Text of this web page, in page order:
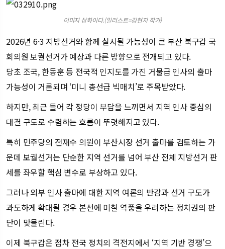
이미지 삽화이다.(일러스트=김현지 작가)
2026년 6·3 지방선거와 함께 실시될 가능성이 큰 부산 북구갑 국
회의원 보궐선거가 예상과 다른 방향으로 전개되고 있다.
당초 조국, 한동훈 등 전국적 인지도를 가진 거물급 인사의 출마
가능성이 거론되며 ‘미니 총선급 빅매치’로 주목받았다.
하지만, 최근 들어 각 정당이 부담을 느끼면서 지역 인사 중심의
대결 구도로 수렴하는 흐름이 뚜렷해지고 있다.
특히 민주당의 전재수 의원이 부산시장 선거 출마를 검토하는 가
운데 보궐선거는 단순한 지역 선거를 넘어 부산 전체 지방선거 판
세를 좌우할 핵심 변수로 부상하고 있다.
그러나 외부 인사 출마에 대한 지역 여론의 반감과 선거 구도가
과도하게 확대될 경우 본선에 미칠 역풍을 우려하는 정치권의 판
단이 맞물린다.
이제 북구갑은 점차 전국 정치의 격전지에서 ‘지역 기반 경쟁’으